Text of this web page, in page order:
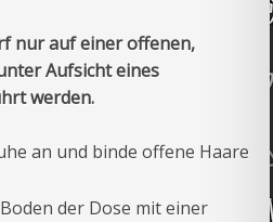
nur auf einer offenen,
Aufsicht eines
werden.
an und binde offene Haare
der Dose mit einer